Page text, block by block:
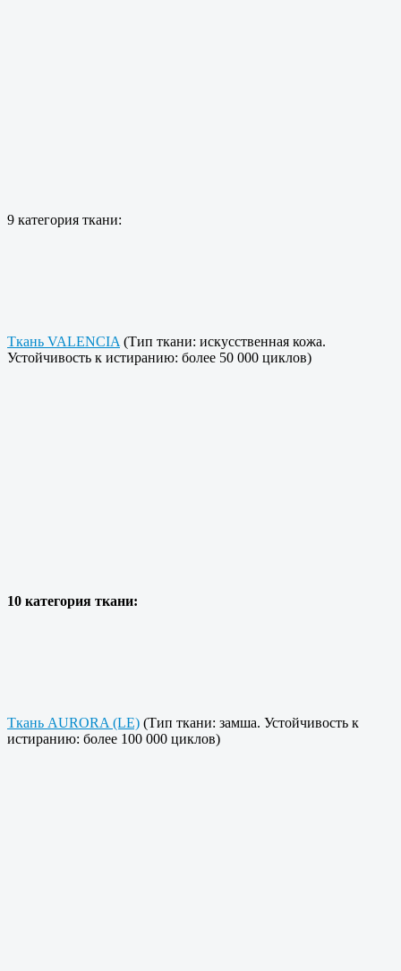
9 категория ткани:
Ткань VALENCIA (Тип ткани: искусственная кожа.
Устойчивость к истиранию: более 50 000 циклов)
10 категория ткани:
Ткань AURORA (LE) (Тип ткани: замша. Устойчивость к
истиранию: более 100 000 циклов)